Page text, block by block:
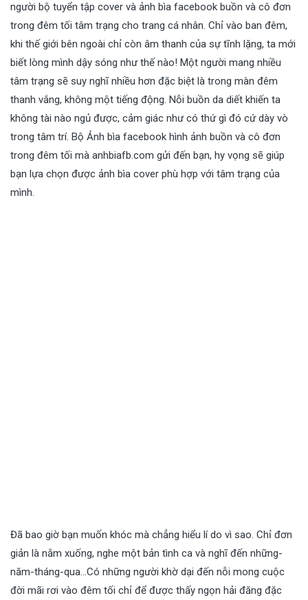
người bộ tuyển tập cover và ảnh bìa facebook buồn và cô đơn
trong đêm tối tâm trạng cho trang cá nhân. Chỉ vào ban đêm,
khi thế giới bên ngoài chỉ còn âm thanh của sự tĩnh lặng, ta mới
biết lòng mình dậy sóng như thế nào! Một người mang nhiều
tâm trạng sẽ suy nghĩ nhiều hơn đặc biệt là trong màn đêm
thanh vắng, không một tiếng động. Nỗi buồn da diết khiến ta
không tài nào ngủ được, cảm giác như có thứ gì đó cứ dày vò
trong tâm trí. Bộ Ảnh bìa facebook hình ảnh buồn và cô đơn
trong đêm tối mà anhbiafb.com gửi đến bạn, hy vọng sẽ giúp
bạn lựa chọn được ảnh bìa cover phù hợp với tâm trạng của
mình.
Đã bao giờ bạn muốn khóc mà chẳng hiểu lí do vì sao. Chỉ đơn
giản là nằm xuống, nghe một bản tình ca và nghĩ đến những-
năm-tháng-qua…Có những người khờ dại đến nỗi mong cuộc
đời mãi rơi vào đêm tối chỉ để được thấy ngọn hải đăng đặc